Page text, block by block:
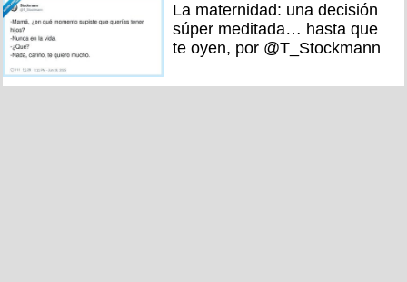
La maternidad: una decisión
súper meditada… hasta que
te oyen, por @T_Stockmann